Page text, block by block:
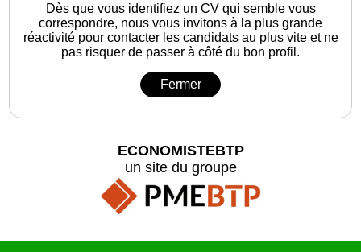
Dès que vous identifiez un CV qui semble vous
correspondre, nous vous invitons à la plus grande
réactivité pour contacter les candidats au plus vite et ne
pas risquer de passer à côté du bon profil.
Fermer
ECONOMISTEBTP
un site du groupe